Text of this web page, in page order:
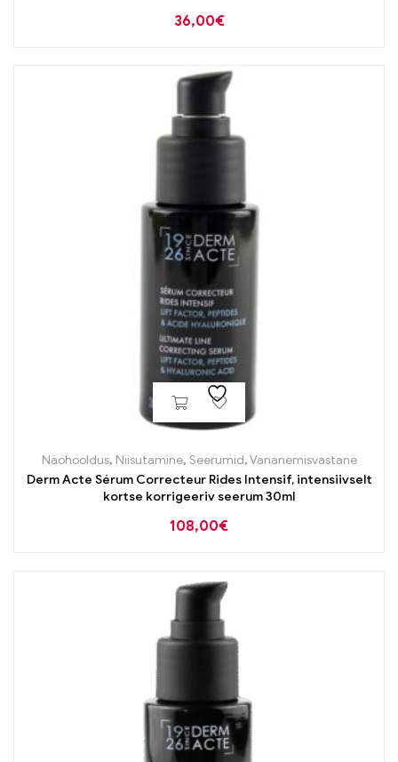
36,00€
Näohooldus, Niisutamine, Seerumid,Vananemisvastane
Derm Acte Sérum Correcteur Rides Intensif, intensiivselt
kortse korrigeeriv seerum 30ml
108,00€